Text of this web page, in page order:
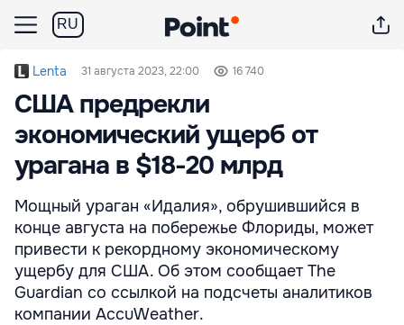
RU
Lenta 31 августа 2023, 22:00 16 740
США предрекли
экономический ущерб от
урагана в $18-20 млрд
Мощный ураган «Идалия», обрушившийся в
конце августа на побережье Флориды, может
привести к рекордному экономическому
ущербу для США. Об этом сообщает The
Guardian со ссылкой на подсчеты аналитиков
компании AccuWeather.